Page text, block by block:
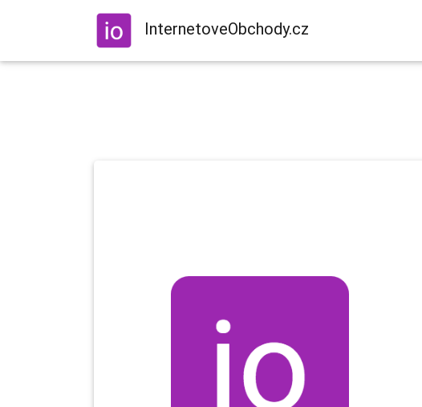
InternetoveObchody.cz